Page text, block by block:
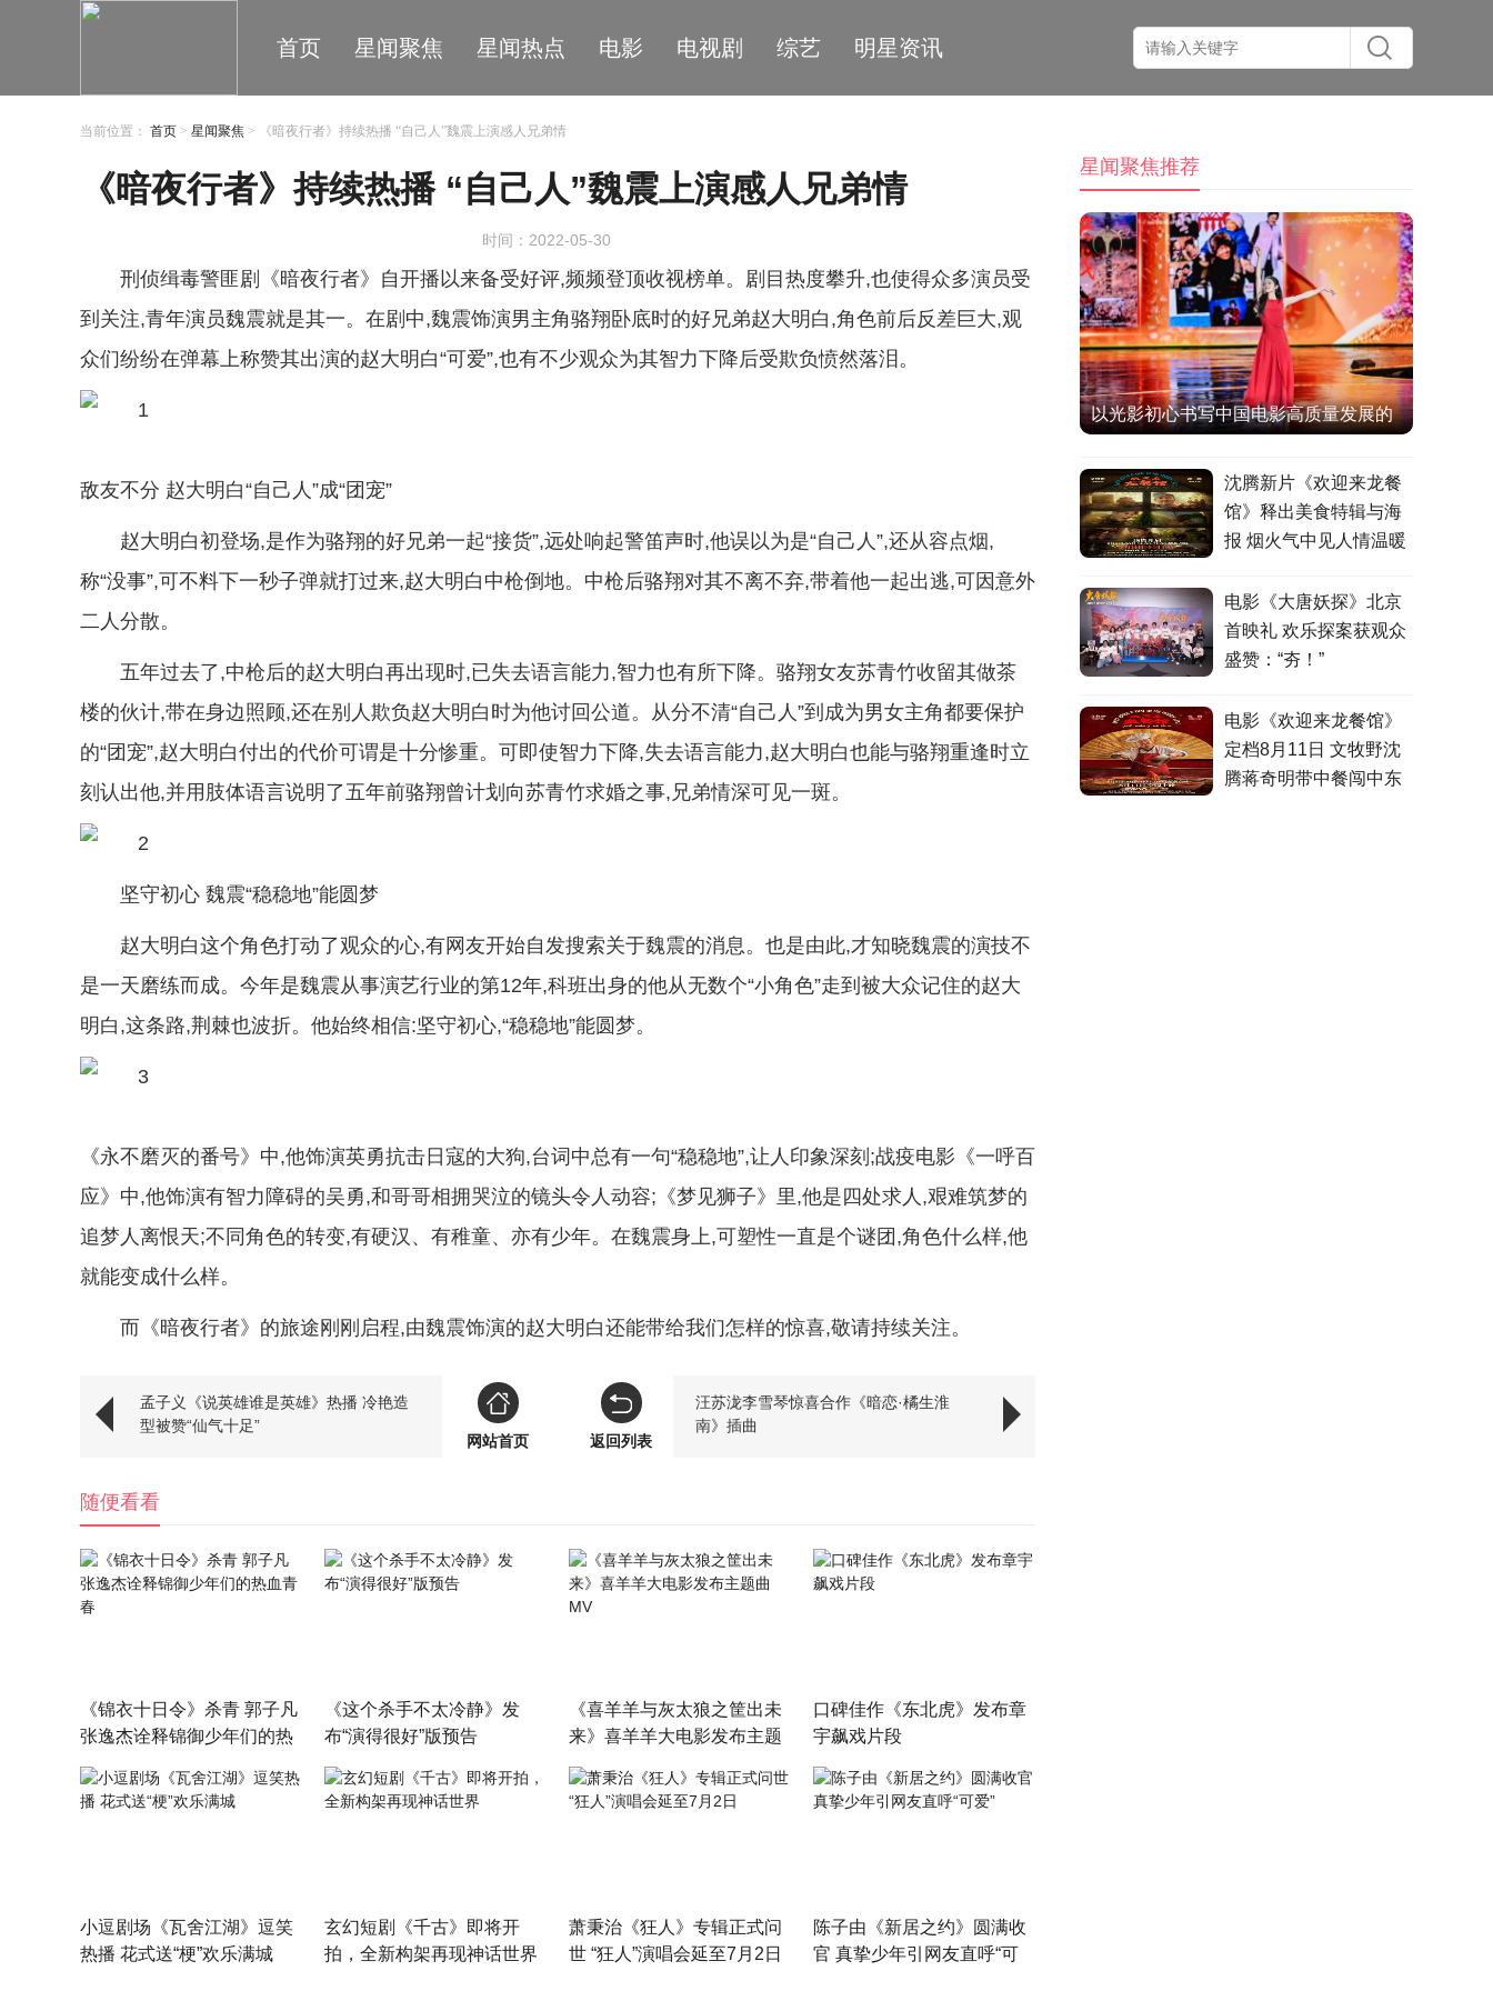
首页 星闻聚焦 星闻热点 电影 电视剧 综艺 明星资讯
当前位置： 首页 > 星闻聚焦 > 《暗夜行者》持续热播 “自己人”魏震上演感人兄弟情
《暗夜行者》持续热播 “自己人”魏震上演感人兄弟情
时间：2022-05-30
刑侦缉毒警匪剧《暗夜行者》自开播以来备受好评,频频登顶收视榜单。剧目热度攀升,也使得众多演员受
到关注,青年演员魏震就是其一。在剧中,魏震饰演男主角骆翔卧底时的好兄弟赵大明白,角色前后反差巨大,观
众们纷纷在弹幕上称赞其出演的赵大明白“可爱”,也有不少观众为其智力下降后受欺负愤然落泪。
敌友不分 赵大明白“自己人”成“团宠”
赵大明白初登场,是作为骆翔的好兄弟一起“接货”,远处响起警笛声时,他误以为是“自己人”,还从容点烟,
称“没事”,可不料下一秒子弹就打过来,赵大明白中枪倒地。中枪后骆翔对其不离不弃,带着他一起出逃,可因意外
二人分散。
五年过去了,中枪后的赵大明白再出现时,已失去语言能力,智力也有所下降。骆翔女友苏青竹收留其做茶
楼的伙计,带在身边照顾,还在别人欺负赵大明白时为他讨回公道。从分不清“自己人”到成为男女主角都要保护
的“团宠”,赵大明白付出的代价可谓是十分惨重。可即使智力下降,失去语言能力,赵大明白也能与骆翔重逢时立
刻认出他,并用肢体语言说明了五年前骆翔曾计划向苏青竹求婚之事,兄弟情深可见一斑。
坚守初心 魏震“稳稳地”能圆梦
赵大明白这个角色打动了观众的心,有网友开始自发搜索关于魏震的消息。也是由此,才知晓魏震的演技不
是一天磨练而成。今年是魏震从事演艺行业的第12年,科班出身的他从无数个“小角色”走到被大众记住的赵大
明白,这条路,荆棘也波折。他始终相信:坚守初心,“稳稳地”能圆梦。
《永不磨灭的番号》中,他饰演英勇抗击日寇的大狗,台词中总有一句“稳稳地”,让人印象深刻;战疫电影《一呼百
应》中,他饰演有智力障碍的吴勇,和哥哥相拥哭泣的镜头令人动容;《梦见狮子》里,他是四处求人,艰难筑梦的
追梦人离恨天;不同角色的转变,有硬汉、有稚童、亦有少年。在魏震身上,可塑性一直是个谜团,角色什么样,他
就能变成什么样。
而《暗夜行者》的旅途刚刚启程,由魏震饰演的赵大明白还能带给我们怎样的惊喜,敬请持续关注。
孟子义《说英雄谁是英雄》热播 冷艳造
型被赞“仙气十足”
汪苏泷李雪琴惊喜合作《暗恋·橘生淮
南》插曲
网站首页
返回列表
随便看看
《锦衣十日令》杀青 郭子凡
张逸杰诠释锦御少年们的热
血青春
《这个杀手不太冷静》发
布“演得很好”版预告
《喜羊羊与灰太狼之筐出未
来》喜羊羊大电影发布主题
曲MV
口碑佳作《东北虎》发布章
宇飙戏片段
小逗剧场《瓦舍江湖》逗笑
热播 花式送“梗”欢乐满城
玄幻短剧《千古》即将开
拍，全新构架再现神话世界
萧秉治《狂人》专辑正式问
世 “狂人”演唱会延至7月2日
陈子由《新居之约》圆满收
官 真挚少年引网友直呼“可
星闻聚焦推荐
以光影初心书写中国电影高质量发展的
沈腾新片《欢迎来龙餐
馆》释出美食特辑与海
报 烟火气中见人情温暖
电影《大唐妖探》北京
首映礼 欢乐探案获观众
盛赞：“夯！”
电影《欢迎来龙餐馆》
定档8月11日 文牧野沈
腾蒋奇明带中餐闯中东